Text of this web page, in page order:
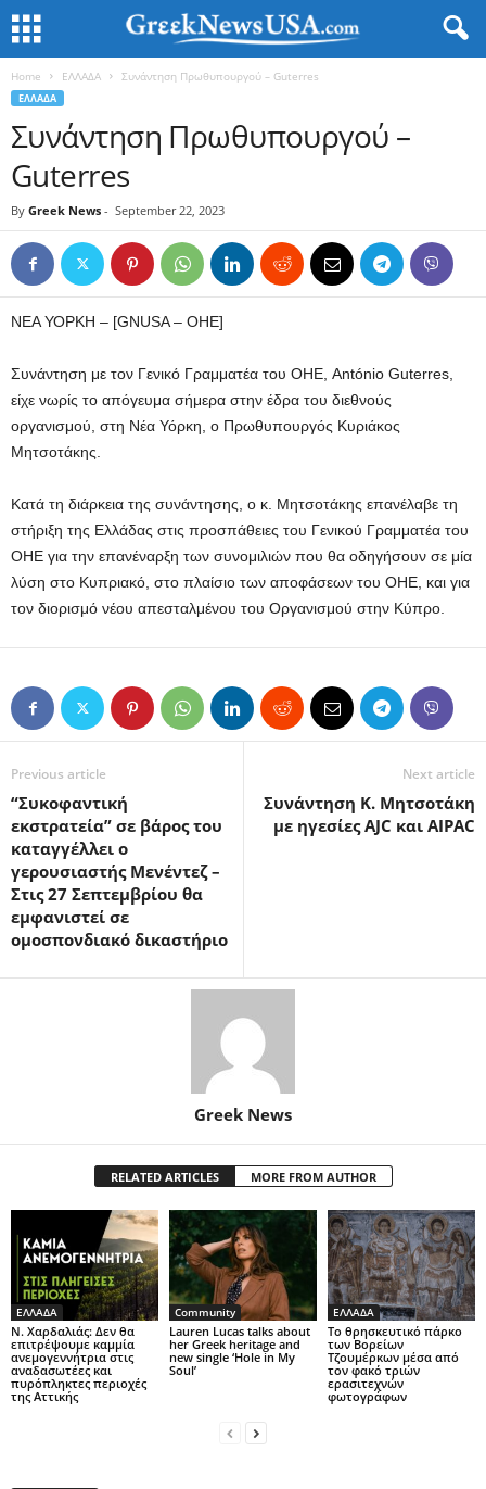
Home ΕΛΛΑΔΑ Συνάντηση Πρωθυπουργού – Guterres
ΕΛΛΑΔΑ
Συνάντηση Πρωθυπουργού –
Guterres
By Greek News - September 22, 2023
ΝΕΑ ΥΟΡΚΗ – [GNUSA – ΟΗΕ]
Συνάντηση με τον Γενικό Γραμματέα του ΟΗΕ, António Guterres,
είχε νωρίς το απόγευμα σήμερα στην έδρα του διεθνούς
οργανισμού, στη Νέα Υόρκη, ο Πρωθυπουργός Κυριάκος
Μητσοτάκης.
Κατά τη διάρκεια της συνάντησης, ο κ. Μητσοτάκης επανέλαβε τη
στήριξη της Ελλάδας στις προσπάθειες του Γενικού Γραμματέα του
ΟΗΕ για την επανέναρξη των συνομιλιών που θα οδηγήσουν σε μία
λύση στο Κυπριακό, στο πλαίσιο των αποφάσεων του ΟΗΕ, και για
τον διορισμό νέου απεσταλμένου του Οργανισμού στην Κύπρο.
Previous article
“Συκοφαντική
εκστρατεία” σε βάρος του
καταγγέλλει ο
γερουσιαστής Μενέντεζ –
Στις 27 Σεπτεμβρίου θα
εμφανιστεί σε
ομοσπονδιακό δικαστήριο
Next article
Συνάντηση Κ. Μητσοτάκη
με ηγεσίες AJC και AIPAC
Greek News
RELATED ARTICLES MORE FROM AUTHOR
ΕΛΛΑΔΑ
Ν. Χαρδαλιάς: Δεν θα
επιτρέψουμε καμμία
ανεμογεννήτρια στις
αναδασωτέες και
πυρόπληκτες περιοχές
της Αττικής
Community
Lauren Lucas talks about
her Greek heritage and
new single ‘Hole in My
Soul’
ΕΛΛΑΔΑ
Το θρησκευτικό πάρκο
των Βορείων
Τζουμέρκων μέσα από
τον φακό τριών
ερασιτεχνών
φωτογράφων